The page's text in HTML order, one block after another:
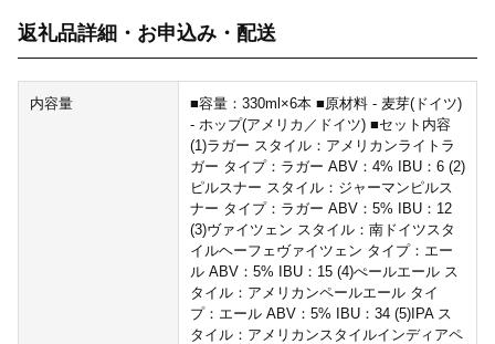
返礼品詳細・お申込み・配送
内容量
■容量：330ml×6本 ■原材料 - 麦芽(ドイツ)
- ホップ(アメリカ／ドイツ) ■セット内容
(1)ラガー スタイル：アメリカンライトラ
ガー タイプ：ラガー ABV：4% IBU：6 (2)
ピルスナー スタイル：ジャーマンピルス
ナー タイプ：ラガー ABV：5% IBU：12
(3)ヴァイツェン スタイル：南ドイツスタ
イルヘーフェヴァイツェン タイプ：エー
ル ABV：5% IBU：15 (4)ぺールエール ス
タイル：アメリカンペールエール タイ
プ：エール ABV：5% IBU：34 (5)IPA ス
タイル：アメリカンスタイルインディアペ